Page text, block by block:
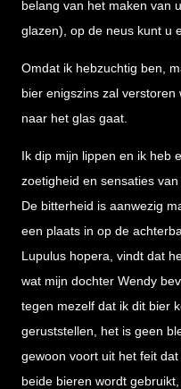
belang van het maken van
glazen), op de neus kunt u
Omdat ik hebzuchtig ben,
bier enigszins zal
naar het glas gaat.
Ik dip mijn lippen en ik heb
zoetigheid en sensaties
De bitterheid is aanwezig
een plaats in op de
Lupulus hopera, vindt dat
wat mijn dochter Wendy
tegen mezelf dat ik dit bier
geruststellen, het is geen
gewoon voort uit het feit
beide bieren wordt